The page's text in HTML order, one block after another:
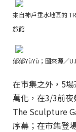
來自神戶垂水地區的
旅館
郁郁YùYù；圖來源／
在市集之外，5
萬化，在3/3前
The Sculpture
序幕；在市集登